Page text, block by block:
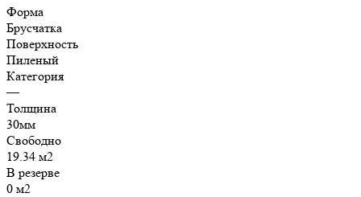
Форма
Брусчатка
Поверхность
Пиленый
Категория
—
Толщина
30мм
Свободно
19.34 м2
В резерве
0 м2